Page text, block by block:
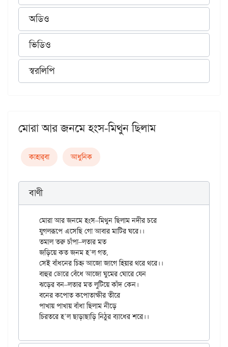
অডিও
ভিডিও
স্বরলিপি
মোরা আর জনমে হংস-মিথুন ছিলাম
কাহার্‌বা আধুনিক
বাণী
মোরা আর জনমে হংস–মিথুন ছিলাম নদীর চরে
যুগলরূপে এসেছি গো আবার মাটির ঘরে।।
তমাল তরু চাঁপা–লতার মত
জড়িয়ে কত জনম হ’ল গত,
সেই বাঁধনের চিহ্ন আজো জাগে হিয়ার থরে থরে।।
বাহুর ডোরে বেঁধে আজো ঘুমের ঘোরে যেন
ঝড়ের বন–লতার মত লুটিয়ে কাঁদ কেন।
বনের কপোত কপোতাক্ষীর তীরে
পাখায় পাখায় বাঁধা ছিলাম নীড়ে